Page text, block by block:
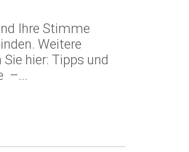
Ihre Stimme
Weitere
hier: Tipps und
–...